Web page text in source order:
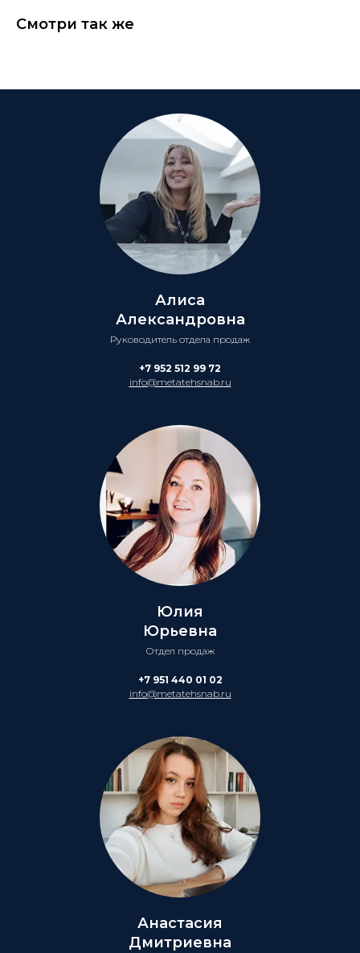
Смотри так же
Алиса
Александровна
Руководитель отдела продаж
+7 952 512 99 72
info@metatehsnab.ru
Юлия
Юрьевна
Отдел продаж
+7 951 440 01 02
info@metatehsnab.ru
Анастасия
Дмитриевна